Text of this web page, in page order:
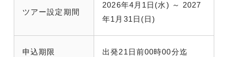
ツアー設定期間
2026年4月1日(水) ～ 2027
年1月31日(日)
申込期限 出発21日前00時00分迄